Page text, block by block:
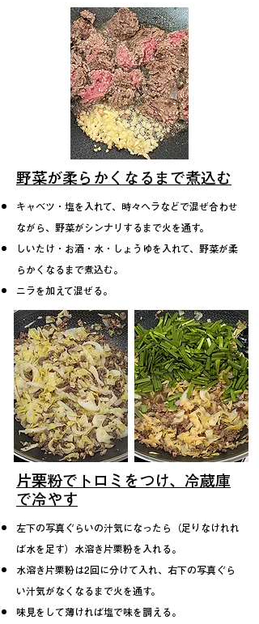
野菜が柔らかくなるまで煮込む
キャベツ・塩を入れて、時々ヘラなどで混ぜ合わせ
ながら、野菜がシンナリするまで火を通す。
しいたけ・お酒・水・しょうゆを入れて、野菜が柔
らかくなるまで煮込む。
​ニラを加えて混ぜる。
片栗粉でトロミをつけ、冷蔵庫
で冷やす
左下の写真ぐらいの汁気になったら（足りなけれれ
ば水を足す） 水溶き片栗粉を入れる。
水溶き片栗粉は2回に分けて入れ、右下の写真ぐら
い汁気がなくなるまで火を通す。
味見をして薄ければ塩で味を調える。